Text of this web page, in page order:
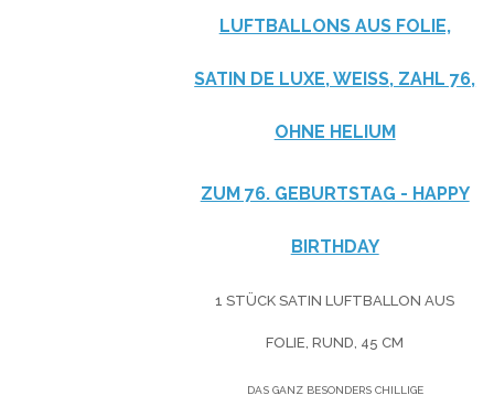
LUFTBALLONS AUS FOLIE,
SATIN DE LUXE, WEISS, ZAHL 76, O
HNE HELIUM
ZUM 76. GEBURTSTAG - HAPPY
BIRTHDAY
1 STÜCK SATIN LUFTBALLON AUS
FOLIE, RUND, 45 CM
DAS GANZ BESONDERS CHILLIGE